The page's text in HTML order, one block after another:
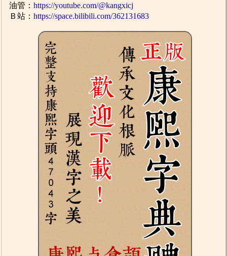
油管：https://youtube.com/@kangxicj
Ｂ站：https://space.bilibili.com/362131683